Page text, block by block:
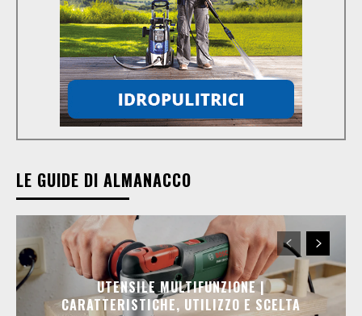
LE GUIDE DI ALMANACCO
UTENSILE MULTIFUNZIONE |
CARATTERISTICHE, UTILIZZO E SCELTA